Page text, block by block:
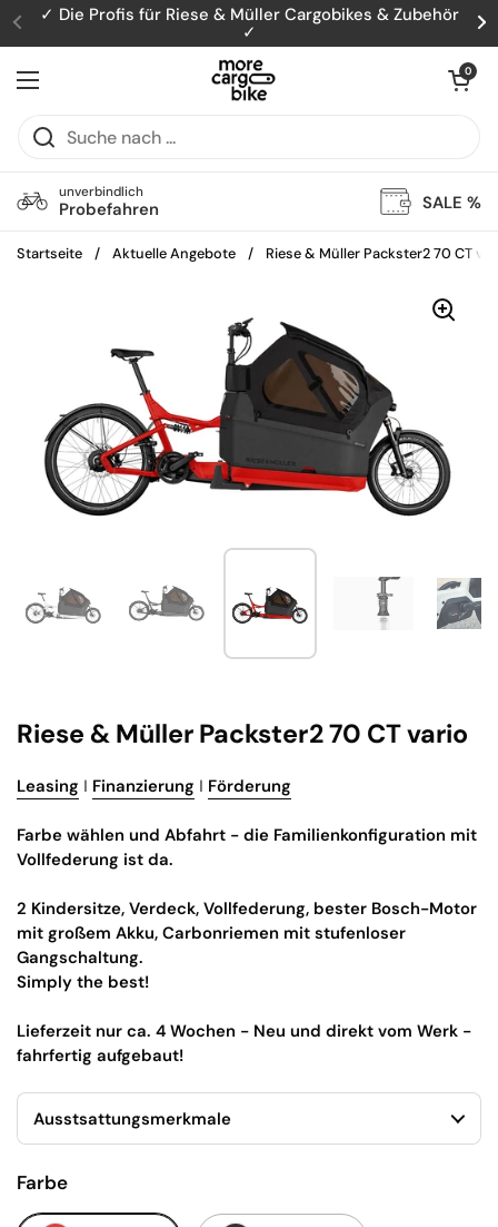
Zum Inhalt springen
Zurück
✓ Die Profis für Riese & Müller Cargobikes & Zubehör
✓
Menü öffnen
Warenkorb
0
unverbindlich
Probefahren SALE %
Startseite / Aktuelle Angebote / Riese & Müller Packster2 70 CT
Riese & Müller Packster2 70 CT vario
Leasing I Finanzierung I Förderung
Farbe wählen und Abfahrt - die Familienkonfiguration mit
Vollfederung ist da.
2 Kindersitze, Verdeck, Vollfederung, bester Bosch-Motor
mit großem Akku, Carbonriemen mit stufenloser
Gangschaltung.
Simply the best!
Lieferzeit nur ca. 4 Wochen - Neu und direkt vom Werk -
fahrfertig aufgebaut!
Ausstsattungsmerkmale
Farbe